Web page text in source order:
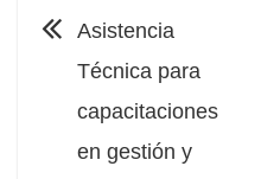
NAVEGACIÓN
Asistencia
Técnica para
capacitaciones
en gestión y